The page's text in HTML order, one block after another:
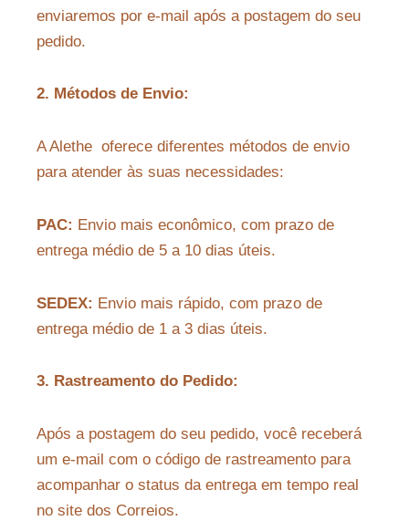
enviaremos por e-mail após a postagem do seu
pedido.
2. Métodos de Envio:
A Alethe oferece diferentes métodos de envio
para atender às suas necessidades:
PAC: Envio mais econômico, com prazo de
entrega médio de 5 a 10 dias úteis.
SEDEX: Envio mais rápido, com prazo de
entrega médio de 1 a 3 dias úteis.
3. Rastreamento do Pedido:
Após a postagem do seu pedido, você receberá
um e-mail com o código de rastreamento para
acompanhar o status da entrega em tempo real
no site dos Correios.